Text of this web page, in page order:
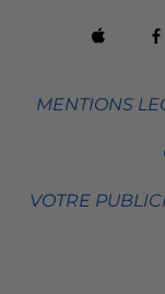
MENTIONS
VOTRE